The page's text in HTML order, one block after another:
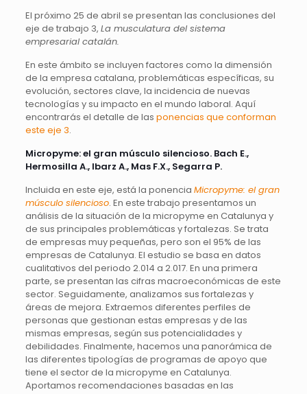
El próximo 25 de abril se presentan las conclusiones del
eje de trabajo 3, La musculatura del sistema
empresarial catalán.
En este ámbito se incluyen factores como la dimensión
de la empresa catalana, problemáticas específicas, su
evolución, sectores clave, la incidencia de nuevas
tecnologías y su impacto en el mundo laboral. Aquí
encontrarás el detalle de las ponencias que conforman
este eje 3.
Micropyme: el gran músculo silencioso. Bach E.,
Hermosilla A., Ibarz A., Mas F.X., Segarra P.
Incluida en este eje, está la ponencia Micropyme: el gran
músculo silencioso. En este trabajo presentamos un
análisis de la situación de la micropyme en Catalunya y
de sus principales problemáticas y fortalezas. Se trata
de empresas muy pequeñas, pero son el 95% de las
empresas de Catalunya. El estudio se basa en datos
cualitativos del periodo 2.014 a 2.017. En una primera
parte, se presentan las cifras macroeconómicas de este
sector. Seguidamente, analizamos sus fortalezas y
áreas de mejora. Extraemos diferentes perfiles de
personas que gestionan estas empresas y de las
mismas empresas, según sus potencialidades y
debilidades. Finalmente, hacemos una panorámica de
las diferentes tipologías de programas de apoyo que
tiene el sector de la micropyme en Catalunya.
Aportamos recomendaciones basadas en las